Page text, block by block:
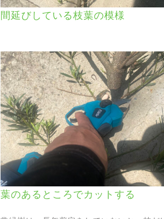
間延びしている枝葉の模様
葉のあるところでカットする